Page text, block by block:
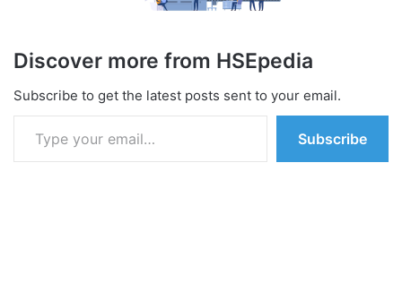
Discover more from HSEpedia
Subscribe to get the latest posts sent to your email.
Type your email…
Subscribe